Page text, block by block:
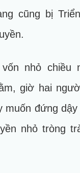
cũng bị
nhỏ chiều
giờ hai
muốn đứng dậy
nhỏ tròng